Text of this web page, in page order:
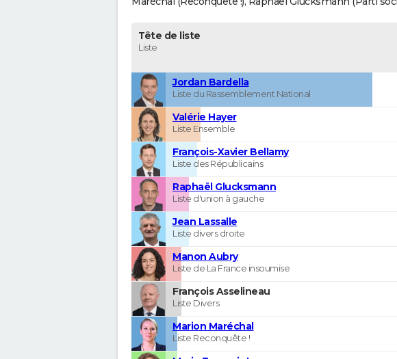
Tête de liste
Liste
Jordan Bardella
Liste du Rassemblement National
Valérie Hayer
Liste Ensemble
François-Xavier Bellamy
Liste des Républicains
Raphaël Glucksmann
Liste d'union à gauche
Jean Lassalle
Liste divers droite
Manon Aubry
Liste de La France insoumise
François Asselineau
Liste Divers
Marion Maréchal
Liste Reconquête !